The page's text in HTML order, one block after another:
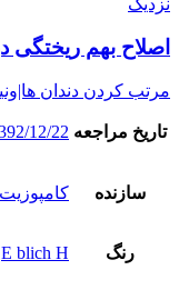
اصلاح بهم ریختگی در
مرتب کردن دندان
تاریخ مراجعه 12/22
سازنده
رنگ E blich H